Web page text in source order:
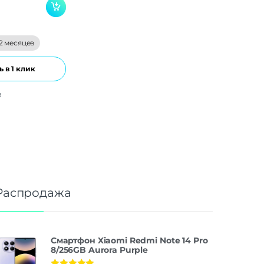
месяцев
в 1 клик
Смартфон Xiaomi Redmi Note 14 Pro
8/256GB Aurora Purple